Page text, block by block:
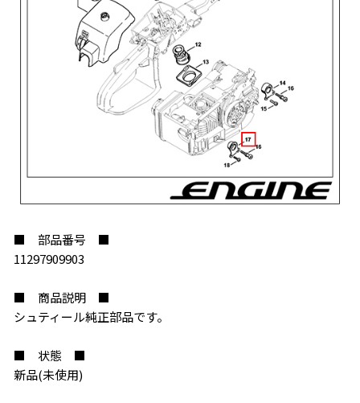
お買い物を続ける カートへ進む
■ 部品番号 ■
11297909903
■ 商品説明 ■
シュティール純正部品です。
■ 状態 ■
新品(未使用)